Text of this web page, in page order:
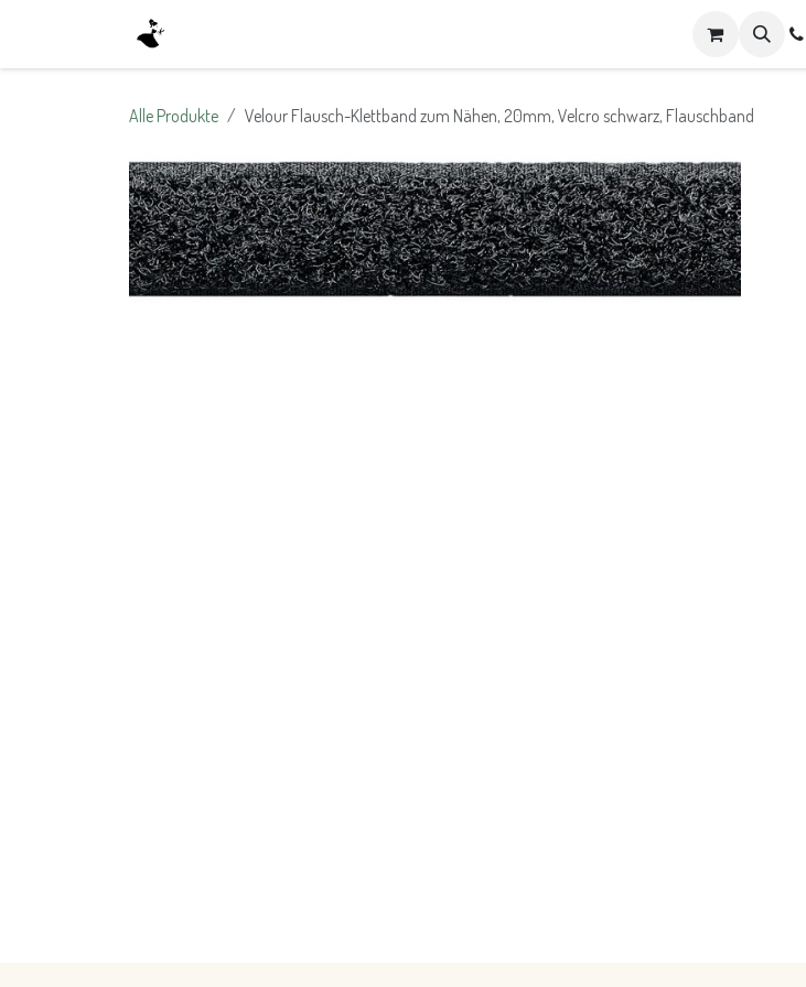
Alle Produkte Velour Flausch-Klettband zum Nähen, 20mm, Velcro schwarz, Flauschband